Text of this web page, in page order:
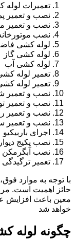
تعمیرات لوله
نصب و تعمیر
نصب و تعمیر
نصب
لوله کشی
لوله کشی گاز
لوله کشی آب
تعمیر لوله
تعمیر لوله
نصب و تعمیر
نصب و تعمیر
نصب و تعمیر
نصب و تعمیر
اجرای باربیکیو
نصب پکیج
نصب آبگرمکن
تعمیر ترگیدگی
با توجه به موارد
حائز اهمیت است.
معین باعث افزایش
خواهد شد
چگونه لوله